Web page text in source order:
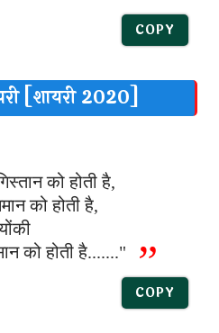
COPY
[शायरी 2020]
को होती है,
को होती है,
को होती है......."
COPY